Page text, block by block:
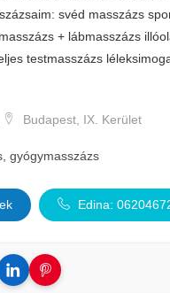
svéd masszázs
+ lábmasszázs
testmasszázs
Budapest, IX. Kerület
gyógymasszázs
Edina: